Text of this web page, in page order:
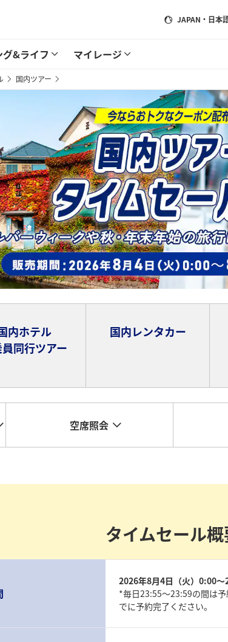
JAPAN ・日本
&ライフ マイレージ
国内ツアー
内ホテル
同行ツアー
国内レンタカー
空席照会
タイムセール
2026年8月4日（火）0:00
*毎日23:55～23:59の間は
でに予約完了ください。